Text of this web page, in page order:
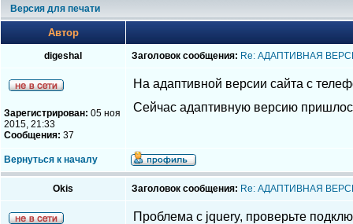
Версия для печати
Автор
digeshal Заголовок сообщения: Re: АДАПТИВНАЯ
Зарегистрирован: 05 ноя
2015, 21:33
Сообщения: 37
На адаптивной версии сайта с
Сейчас адаптивную версию
Вернуться к началу
Okis Заголовок сообщения: Re: АДАПТИВНАЯ
Проблема с jquery, проверьте